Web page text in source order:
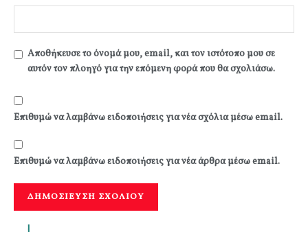
Αποθήκευσε το όνομά μου, email, και τον ιστότοπο μου σε
αυτόν τον πλοηγό για την επόμενη φορά που θα σχολιάσω.
Επιθυμώ να λαμβάνω ειδοποιήσεις για νέα σχόλια μέσω email.
Επιθυμώ να λαμβάνω ειδοποιήσεις για νέα άρθρα μέσω email.